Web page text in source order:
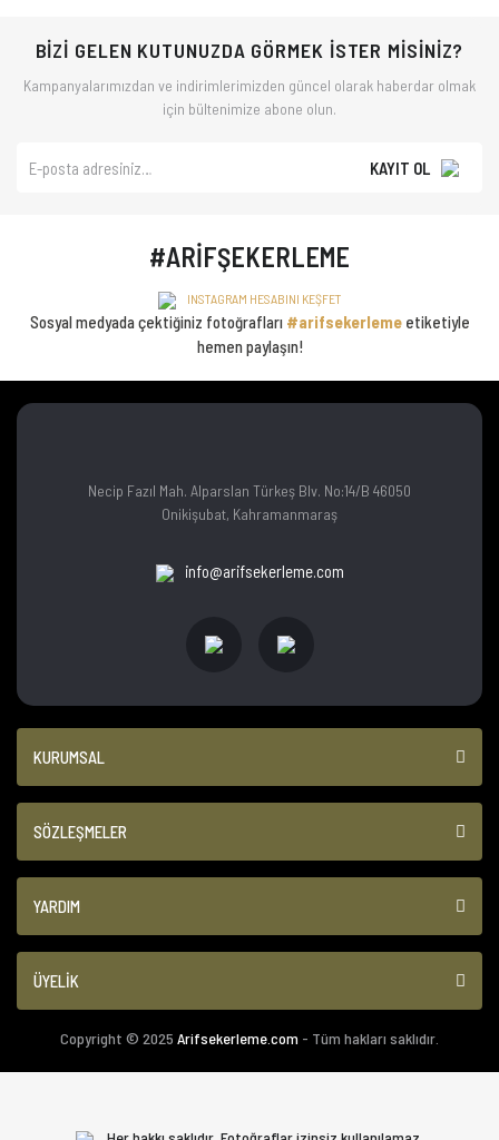
BİZİ GELEN KUTUNUZDA GÖRMEK İSTER MİSİNİZ?
Kampanyalarımızdan ve indirimlerimizden güncel olarak haberdar olmak
için bültenimize abone olun.
KAYIT OL
#ARİFŞEKERLEME
INSTAGRAM HESABINI KEŞFET
Sosyal medyada çektiğiniz fotoğrafları #arifsekerlemeetiketiyle
hemen paylaşın!
Necip Fazıl Mah. Alparslan Türkeş Blv. No:14/B 46050
Onikişubat, Kahramanmaraş
info@arifsekerleme.com
KURUMSAL
SÖZLEŞMELER
YARDIM
ÜYELİK
Copyright © 2025 Arifsekerleme.com - Tüm hakları saklıdır.